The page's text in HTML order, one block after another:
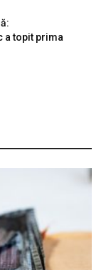
a topit prima